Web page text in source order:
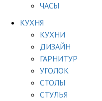
ЧАСЫ
КУХНЯ
КУХНИ
ДИЗАЙН
ГАРНИТУР
УГОЛОК
СТОЛЫ
СТУЛЬЯ